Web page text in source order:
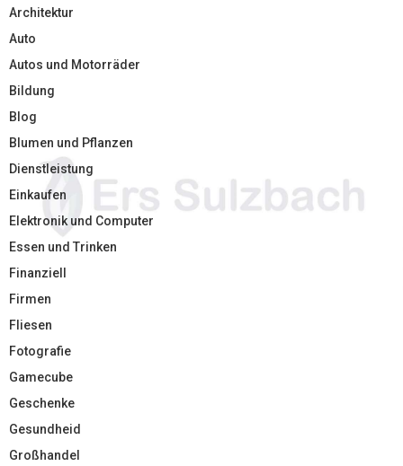
Architektur
Auto
Autos und Motorräder
Bildung
Blog
Blumen und Pflanzen
Dienstleistung
Einkaufen
Elektronik und Computer
Essen und Trinken
Finanziell
Firmen
Fliesen
Fotografie
Gamecube
Geschenke
Gesundheid
Großhandel